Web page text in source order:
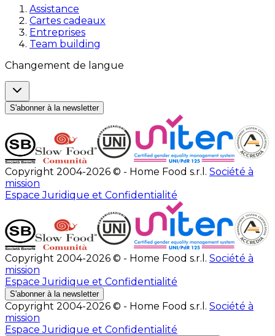
Assistance
Cartes cadeaux
Entreprises
Team building
Changement de langue
S'abonner à la newsletter
Copyright 2004-2026 © - Home Food s.r.l. Société à
mission
Espace Juridique et Confidentialité
Copyright 2004-2026 © - Home Food s.r.l. Société à
mission
Espace Juridique et Confidentialité
S'abonner à la newsletter
Copyright 2004-2026 © - Home Food s.r.l. Société à
mission
Espace Juridique et Confidentialité